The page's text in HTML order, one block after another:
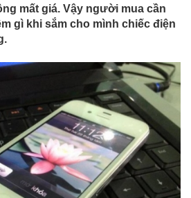
mất giá. Vậy người mua cần
gì khi sắm cho mình chiếc điện